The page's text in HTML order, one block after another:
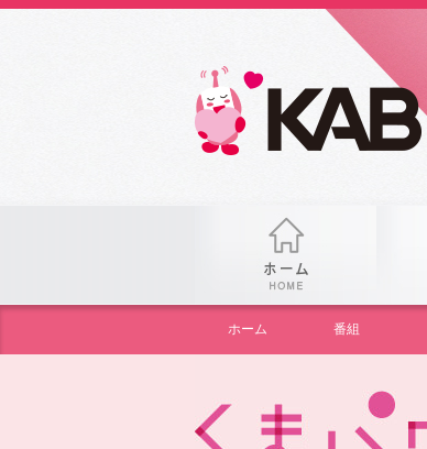
ホーム 番組